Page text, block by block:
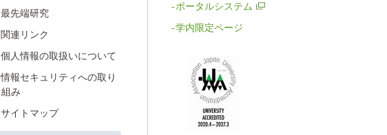
最先端研究
関連リンク
個人情報の取扱いについて
情報セキュリティへの取り
組み
サイトマップ
ポータルシステム
学内限定ページ